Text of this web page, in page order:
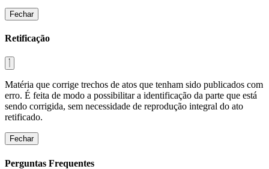
Fechar
Retificação
Matéria que corrige trechos de atos que tenham sido publicados com
erro. É feita de modo a possibilitar a identificação da parte que está
sendo corrigida, sem necessidade de reprodução integral do ato
retificado.
Fechar
Perguntas Frequentes